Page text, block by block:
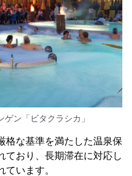
ゲン「ビタクラシカ」
格な基準を満たした温泉保
ており、長期滞在に対応し
います。